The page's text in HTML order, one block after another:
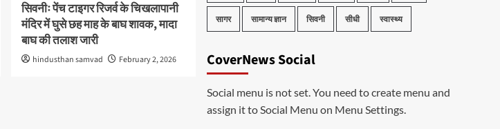
सिवनीः पेंच टाइगर रिजर्व के चिखलापानी
मंदिर में घुसे छह माह के बाघ शावक, मादा
बाघ की तलाश जारी
hindusthan samvad February 2, 2026
सागर सामान्य ज्ञान सिवनी सीधी स्वास्थ्य
CoverNews Social
Social menu is not set. You need to create menu and
assign it to Social Menu on Menu Settings.